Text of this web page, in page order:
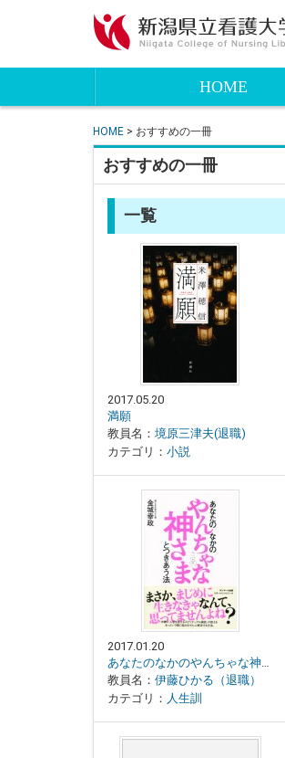
HOME
HOME > おすすめの一冊
おすすめの一冊
一覧
2017.05.20
満願
教員名： 境原三津夫(退職)
カテゴリ： 小説
2017.01.20
教員名： 伊藤ひかる（退職）
カテゴリ： 人生訓